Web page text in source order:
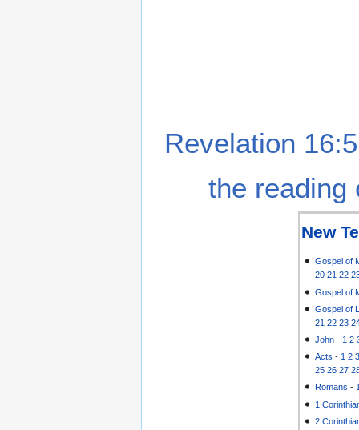
Revelation
the reading
New
Gospel of
20 21 22
Gospel of
Gospel of
21 22 23
John - 1 2
Acts - 1 2
25 26 27
Romans -
1
2